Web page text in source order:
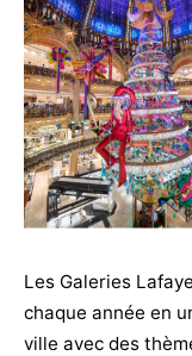
Les Galeries
chaque année en
ville avec des